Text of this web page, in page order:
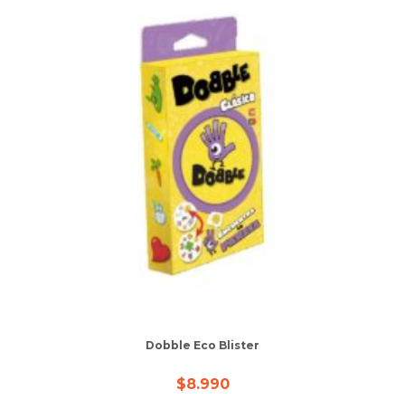
Dobble Eco Blister
$8.990